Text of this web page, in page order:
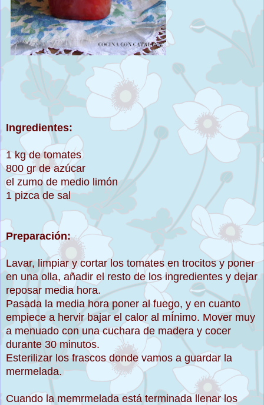
Ingredientes:
1 kg de tomates
800 gr de azúcar
el zumo de medio limón
1 pizca de sal
Preparación:
Lavar, limpiar y cortar los tomates en trocitos y poner
en una olla, añadir el resto de los ingredientes y dejar
reposar media hora.
Pasada la media hora poner al fuego, y en cuanto
empiece a hervir bajar el calor al mÍnimo. Mover muy
a menuado con una cuchara de madera y cocer
durante 30 minutos.
Esterilizar los frascos donde vamos a guardar la
mermelada.
Cuando la memrmelada está terminada llenar los